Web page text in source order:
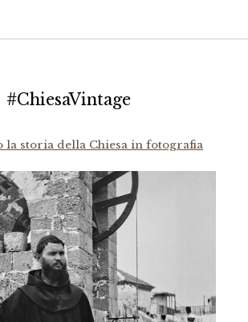
#ChiesaVintage
la storia della Chiesa in fotografia